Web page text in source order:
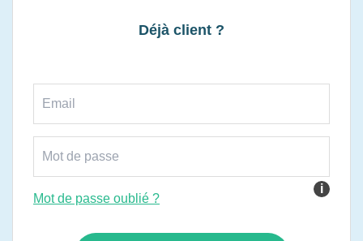
Déjà client ?
i
Mot de passe oublié ?